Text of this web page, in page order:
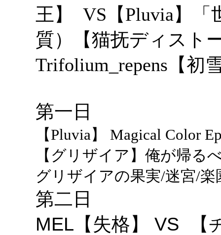
王】 VS【Pluvia】「
質）【猫抚ディスト
Trifolium_repens【初
第一日
【Pluvia】 Magical Color
【グリザイア】俺が帰る
グリザイアの果実/迷宮/楽
第二日
MEL【失格】 VS 【